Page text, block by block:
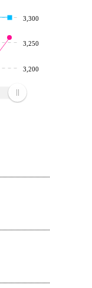
3,200
3,250
3,300